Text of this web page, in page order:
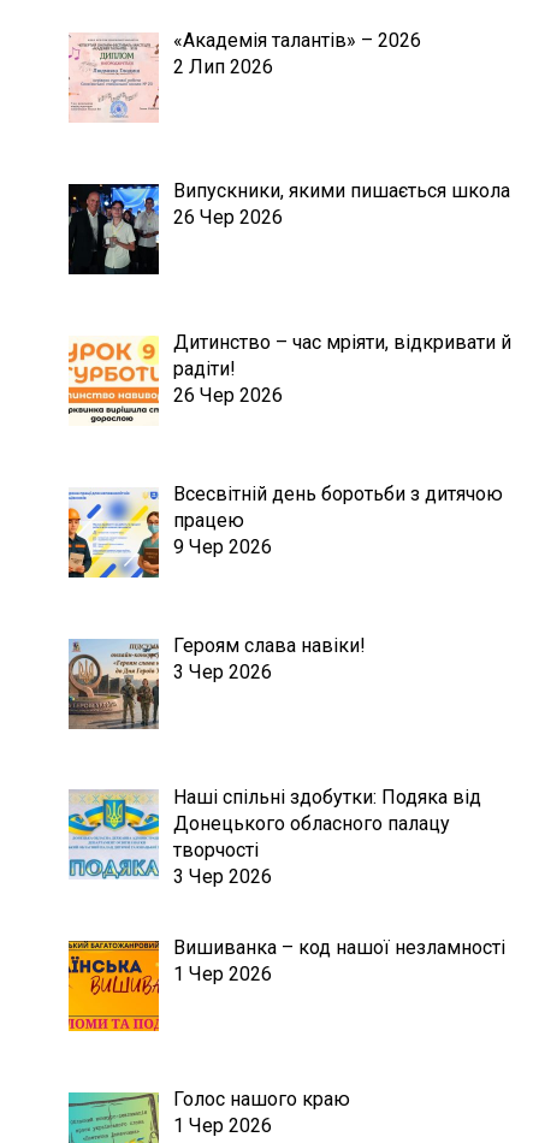
«Академія талантів» – 2026
2 Лип 2026
Випускники, якими пишається школа
26 Чер 2026
Дитинство – час мріяти, відкривати й
радіти!
26 Чер 2026
Всесвітній день боротьби з дитячою
працею
9 Чер 2026
Героям слава навіки!
3 Чер 2026
Наші спільні здобутки: Подяка від
Донецького обласного палацу
творчості
3 Чер 2026
Вишиванка – код нашої незламності
1 Чер 2026
Голос нашого краю
1 Чер 2026